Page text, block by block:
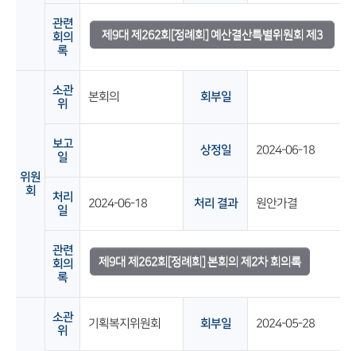
관련
회의
록
제9대 제262회[정례회] 예산결산특별위원회 제3
위원
회
소관
위
본회의 회부일
보고
일
상정일 2024-06-18
처리
일
2024-06-18 처리 결과 원안가결
관련
회의
록
제9대 제262회[정례회] 본회의 제2차 회의록
소관
위
기획복지위원회 회부일 2024-05-28